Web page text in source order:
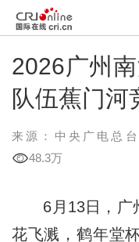
2026广州
队伍蕉门河
来源：中央广电总
48.3万
6月13日，广州
花飞溅，鹤年堂